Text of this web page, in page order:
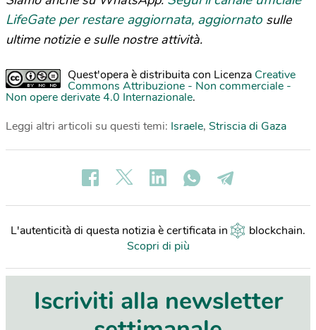
LifeGate per restare aggiornata, aggiornato sulle
ultime notizie e sulle nostre attività.
Quest'opera è distribuita con Licenza Creative
Commons Attribuzione - Non commerciale -
Non opere derivate 4.0 Internazionale.
Leggi altri articoli su questi temi: Israele, Striscia di Gaza
L'autenticità di questa notizia è certificata in blockchain.
Scopri di più
Iscriviti alla newsletter